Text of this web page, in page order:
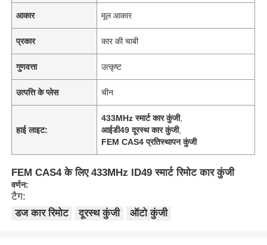
आकार मूल आकार
प्रकार कार की चाबी
गुणवत्ता उत्कृष्ट
उत्पत्ति के प्लेस चीन
हाई लाइट:
433MHz स्मार्ट कार कुंजी,
आईडी49 दूरस्थ कार कुंजी,
FEM CAS4 प्रतिस्थापन कुंजी
FEM CAS4 के लिए 433MHz ID49 स्मार्ट रिमोट कार कुंजी
वर्णन:
टैग:
डज कार रिमोट
दूरस्थ कुंजी ऑटो कुंजी